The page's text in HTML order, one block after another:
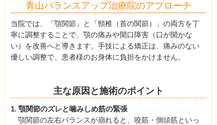
青山バランスアップ治療院のアプローチ
当院では、「顎関節」と「頸椎（首の関節）」の両方を丁
寧に調整することで、顎の痛みや開口障害（口が開かな
い）を改善へと導きます。手技による矯正は、痛みのない
優しい調整で、患者様のお身体に負担をかけません。
主な原因と施術のポイント
1. 顎関節のズレと噛みしめ筋の緊張
顎関節の左右バランスが崩れると、咬筋・側頭筋といっ